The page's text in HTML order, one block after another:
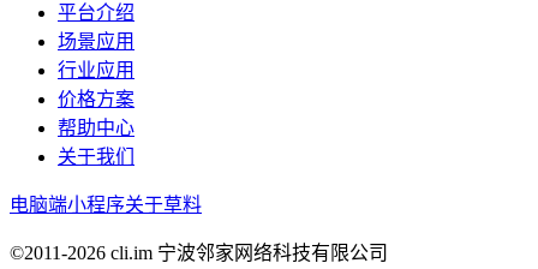
平台介绍
场景应用
行业应用
价格方案
帮助中心
关于我们
电脑端小程序关于草料
©2011-2026 cli.im 宁波邻家网络科技有限公司